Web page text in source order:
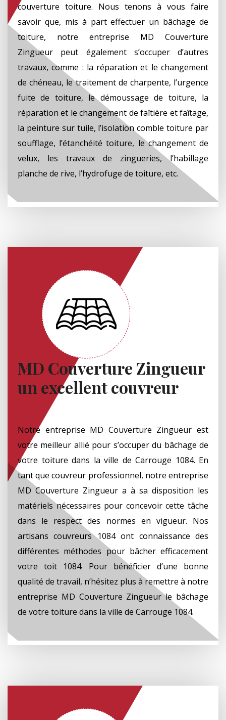
couverture toiture. Nous tenons à vous faire
savoir que, mis à part effectuer un bâchage de
toiture, notre entreprise MD Couverture
Zingueur peut également s’occuper d’autres
travaux, comme : la réparation et le changement
de chéneau, le traitement de charpente, l’urgence
fuite de toiture, le démoussage de toiture, la
réparation et le changement de faîtière et faîtage,
la peinture sur tuile, l’isolation comble toiture par
soufflage, l’étanchéité toiture, le changement de
velux, les travaux de zingueries, l’habillage
planche de rive, l’hydrofuge de toiture, etc.
MD Couverture Zingueur
un excellent couvreur
Notre entreprise MD Couverture Zingueur est
votre meilleur allié pour s’occuper du bâchage de
votre toiture dans la ville de Carrouge 1084. En
tant que couvreur professionnel, notre entreprise
MD Couverture Zingueur a à sa disposition les
matériels nécessaires pour concevoir cette tâche
dans le respect des normes en vigueur. Nos
artisans couvreurs 1084 ont connaissance des
différentes méthodes pour bâcher efficacement
votre toit 1084. Pour bénéficier d’une bonne
qualité de travail, n’hésitez plus à remettre à notre
entreprise MD Couverture Zingueur le bâchage
de votre toiture dans la ville de Carrouge 1084.